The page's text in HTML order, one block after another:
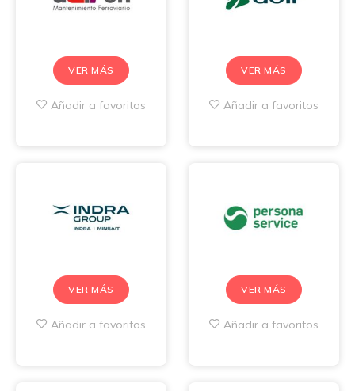
VER MÁS
Añadir a favoritos
VER MÁS
Añadir a favoritos
VER MÁS
Añadir a favoritos
VER MÁS
Añadir a favoritos